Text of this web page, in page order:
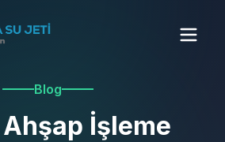
Blog
İşleme